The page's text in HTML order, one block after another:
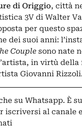
di Origgio, città
3V di Walter
per questo
dei suoi anni:
Couple sono nate
in virtù della
Giovanni
su Whatsapp. È
iscriversi al canale